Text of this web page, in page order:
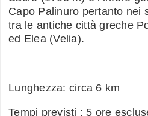
Capo Palinuro pertanto nei
tra le antiche città greche
ed Elea (Velia).
Lunghezza: circa 6 km
Tempi previsti : 5 ore